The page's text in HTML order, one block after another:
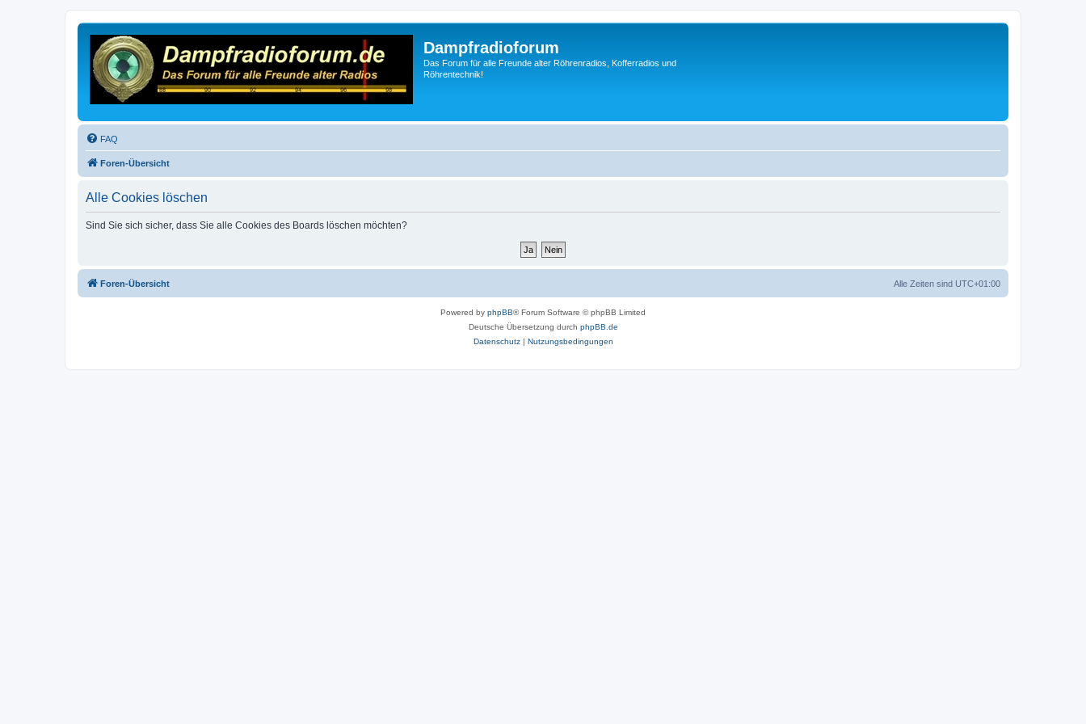
Dampfradioforum
Das Forum für alle Freunde alter Röhrenradios, Kofferradios und
Röhrentechnik!
FAQ
Foren-Übersicht
Alle Cookies löschen
Sind Sie sich sicher, dass Sie alle Cookies des Boards löschen möchten?
Foren-Übersicht Alle Zeiten sind UTC+01:00
Powered by phpBB® Forum Software © phpBB Limited
Deutsche Übersetzung durch phpBB.de
Datenschutz| Nutzungsbedingungen